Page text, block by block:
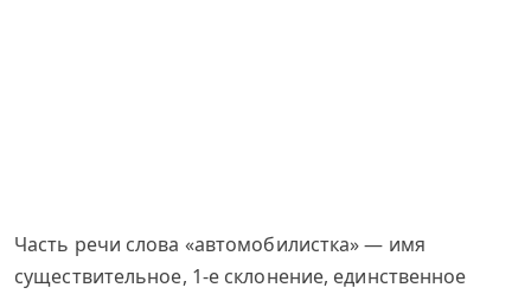
Часть речи слова «автомобилистка» — имя
существительное, 1-е склонение, единственное